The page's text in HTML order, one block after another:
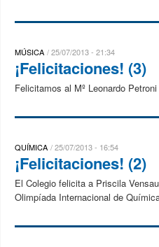
MÚSICA 25/07/2013 - 21:34
¡Felicitaciones! (3)
Felicitamos al Mº Leonardo
QUÍMICA 25/07/2013 - 16:54
¡Felicitaciones! (2)
El Colegio felicita a Priscila
Olimpíada Internacional de